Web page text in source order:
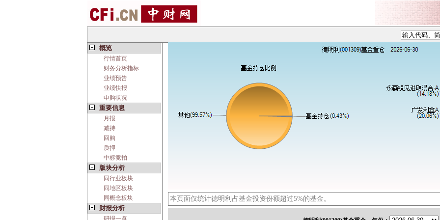
概览
行情首页
财务分析指标
业绩预告
业绩快报
申购状况
重要信息
月报
减持
回购
质押
中标竞拍
版块分析
同行业板块
同地区板块
同概念板块
财报分析
研报一览
本页面仅统计德明利占基金投资份额超过5%的基金。